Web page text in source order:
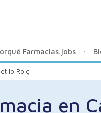
Farmacias.jobs
lo Roig
en